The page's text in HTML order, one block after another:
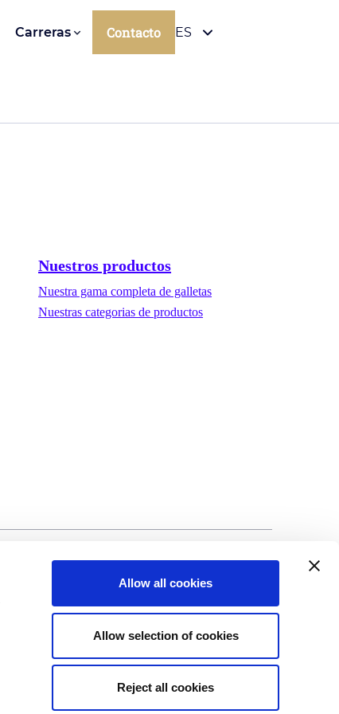
Allow all cookies
Allow selection of cookies
Reject all cookies
Carreras Contacto ES
Nuestros productos
Nuestra gama completa de galletas
Nuestras categorias de productos
©Biscuit International 2023